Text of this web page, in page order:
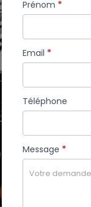
Formulaire
simple
avec
téléphone
Prénom *
Email *
Téléphone
Message *